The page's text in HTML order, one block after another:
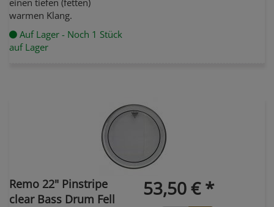
einen tiefen (fetten)
warmen Klang.
Auf Lager - Noch 1 Stück
auf Lager
Remo 22" Pinstripe
clear Bass Drum Fell
53,50 € *